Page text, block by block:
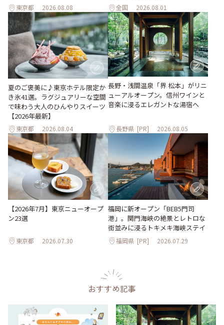
東京都 2026.08.08 全国 2026.08.01
夏のご褒美に♪東京ホテル限定か
き氷41選。ラグジュアリーな空間
で味わう大人のひんやりスイーツ
【2026年最新】
東京都 2026.08.04
長野・浅間温泉「界 松本」がリニ
ューアルオープン。信州ワインと
音楽に浸るエレガントな湯宿へ
長野県 [PR] 2026.08.05
【2026年7月】東京ニューオープ
ン23選
東京都 2026.07.30
福岡に新オープン「BEB5門司
港」。関門海峡の絶景とレトロな
街並みに浸るトキメキ海峡ステイ
福岡県 [PR] 2026.07.29
おすすめ記事